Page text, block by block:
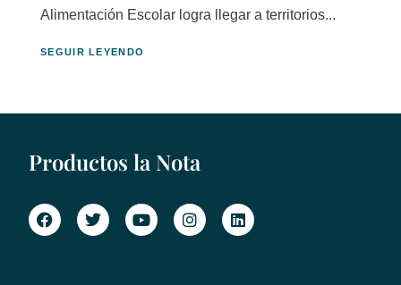
Alimentación Escolar logra llegar a territorios...
SEGUIR LEYENDO
Productos la Nota